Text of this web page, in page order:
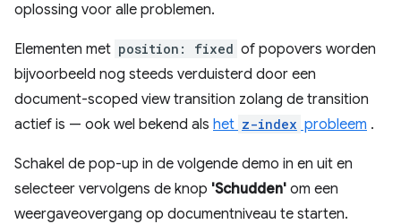
oplossing voor alle problemen.
Elementen met position: fixed of popovers worden
bijvoorbeeld nog steeds verduisterd door een
document-scoped view transition zolang de transition
actief is — ook wel bekend als het z-index probleem .
Schakel de pop-up in de volgende demo in en uit en
selecteer vervolgens de knop 'Schudden' om een ​​
weergaveovergang op documentniveau te starten.